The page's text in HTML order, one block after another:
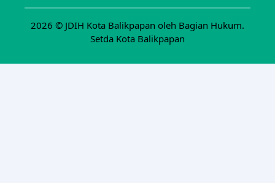
2026 © JDIH Kota Balikpapan oleh Bagian Hukum.
Setda Kota Balikpapan